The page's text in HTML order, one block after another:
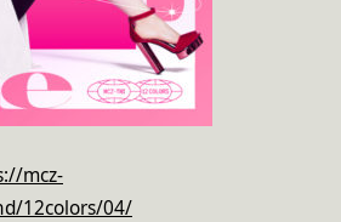
mcz-
12colors/04/